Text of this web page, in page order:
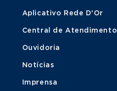
Aplicativo Rede D'Or
Central de Atendimento
Ouvidoria
Notícias
Imprensa